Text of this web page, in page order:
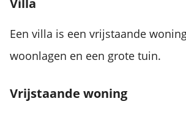
Een villa is een vrijstaande
woonlagen en een grote tuin.
Vrijstaande woning